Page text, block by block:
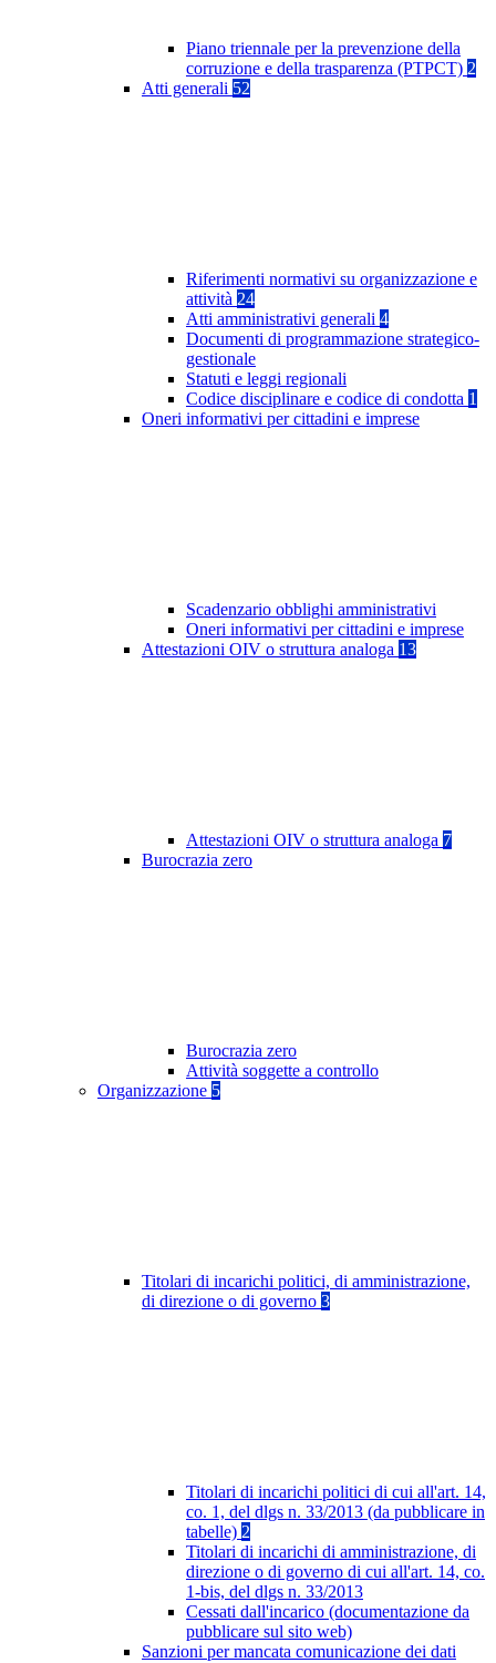
Piano triennale per la prevenzione della
corruzione e della trasparenza (PTPCT) 2
Atti generali 52
Riferimenti normativi su organizzazione e
attività 24
Atti amministrativi generali 4
Documenti di programmazione strategico-
gestionale
Statuti e leggi regionali
Codice disciplinare e codice di condotta 1
Oneri informativi per cittadini e imprese
Scadenzario obblighi amministrativi
Oneri informativi per cittadini e imprese
Attestazioni OIV o struttura analoga 13
Attestazioni OIV o struttura analoga 7
Burocrazia zero
Burocrazia zero
Attività soggette a controllo
Organizzazione 5
Titolari di incarichi politici, di amministrazione,
di direzione o di governo 3
Titolari di incarichi politici di cui all'art. 14,
co. 1, del dlgs n. 33/2013 (da pubblicare in
tabelle) 2
Titolari di incarichi di amministrazione, di
direzione o di governo di cui all'art. 14, co.
1-bis, del dlgs n. 33/2013
Cessati dall'incarico (documentazione da
pubblicare sul sito web)
Sanzioni per mancata comunicazione dei dati